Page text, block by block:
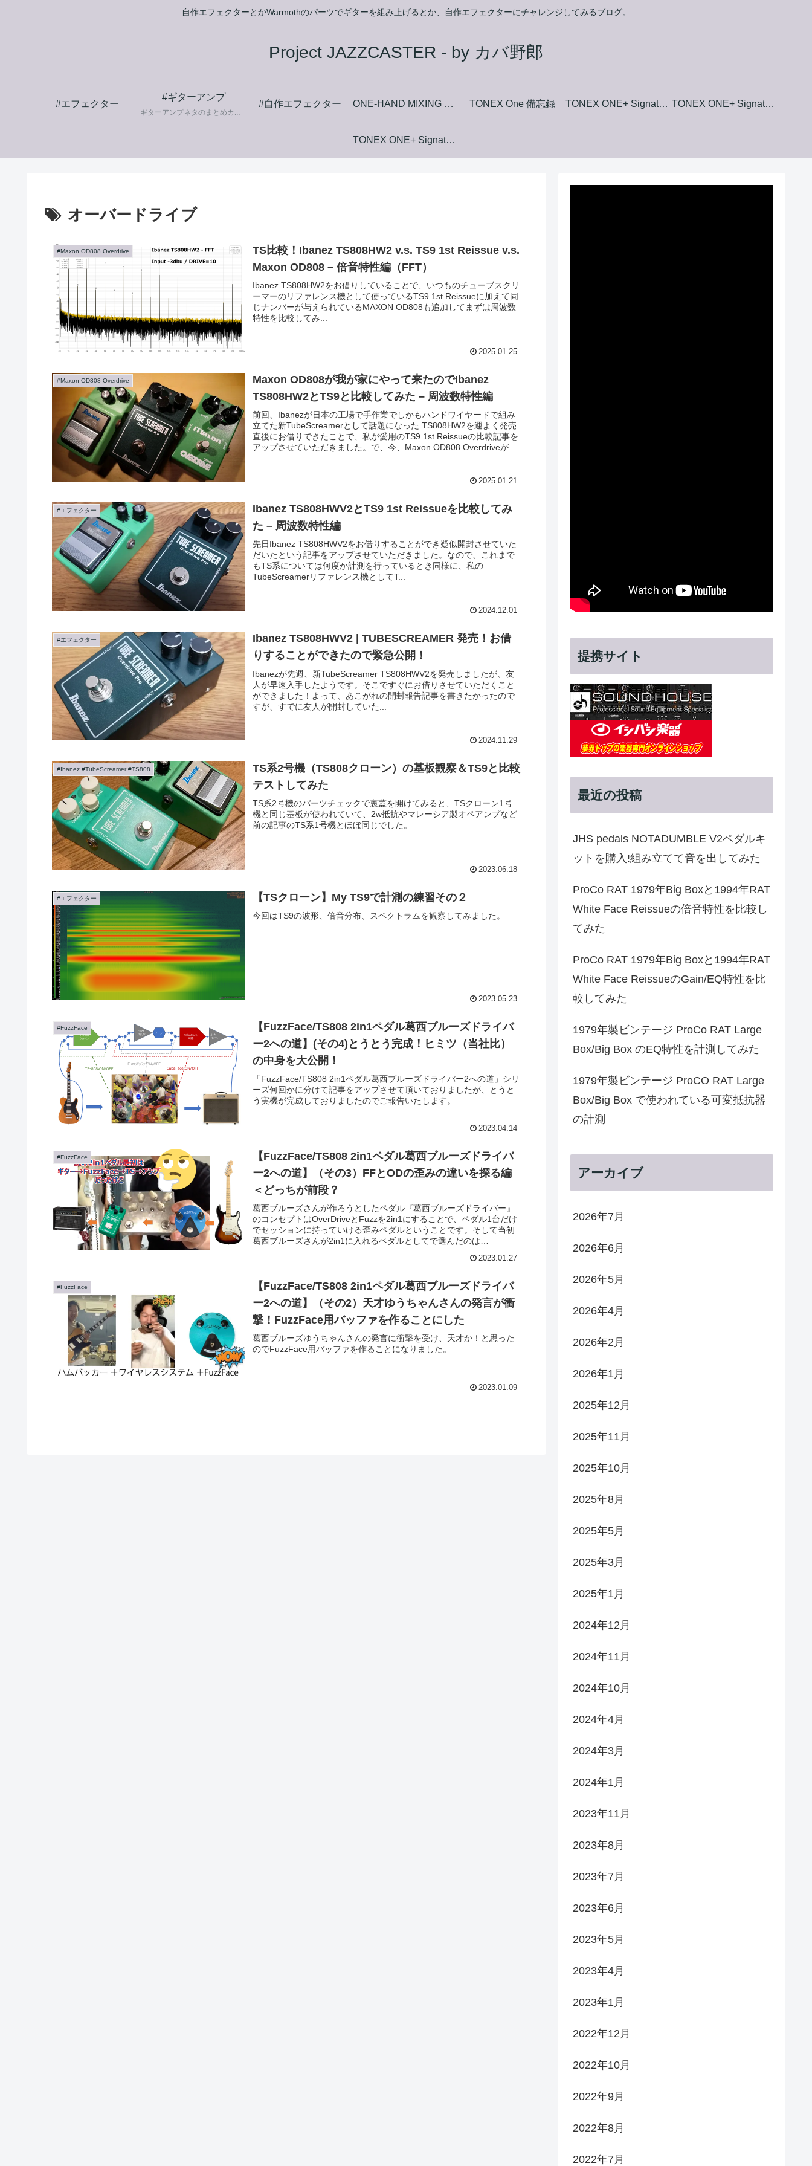
自作エフェクターとかWarmothのパーツでギターを組み上げるとか、自作エフェクターにチャレンジしてみるブログ。
Project JAZZCASTER - by カバ野郎
#エフェクター
#ギターアンプ
ギターアンプネタのまとめカテゴリです。
#自作エフェクター ONE-HAND MIXING FUZZ マニュアルダウンロードページ TONEX One 備忘録 TONEX ONE+ Signature+ Collection Amp Model List TONEX ONE+ Signature+ Collection Stomp Box Model List
TONEX ONE+ Signature+ Collection Amp+Stomp Model List
オーバードライブ
#Maxon OD808 Overdrive
TS比較！Ibanez TS808HW2 v.s. TS9 1st Reissue v.s.
Maxon OD808 – 倍音特性編（FFT）
Ibanez TS808HW2をお借りしていることで、いつものチューブスクリ
ーマーのリファレンス機として使っているTS9 1st Reissueに加えて同
じナンバーが与えられているMAXON OD808も追加してまずは周波数
特性を比較してみ...
2025.01.25
#Maxon OD808 Overdrive
Maxon OD808が我が家にやって来たのでIbanez
TS808HW2とTS9と比較してみた – 周波数特性編
前回、Ibanezが日本の工場で手作業でしかもハンドワイヤードで組み
立てた新TubeScreamerとして話題になった TS808HW2を運よく発売
直後にお借りできたことで、私が愛用のTS9 1st Reissueの比較記事を
アップさせていただきました。で、今、Maxon OD808 Overdriveがを
2025.01.21
#エフェクター
Ibanez TS808HWV2とTS9 1st Reissueを比較してみ
た – 周波数特性編
先日Ibanez TS808HWV2をお借りすることができ疑似開封させていた
だいたという記事をアップさせていただきました。なので、これまで
もTS系については何度か計測を行っているとき同様に、私の
TubeScreamerリファレンス機としてT...
2024.12.01
#エフェクター
Ibanez TS808HWV2 | TUBESCREAMER 発売！お借
りすることができたので緊急公開！
Ibanezが先週、新TubeScreamer TS808HWV2を発売しましたが、友
人が早速入手したようです。そこですぐにお借りさせていただくこと
ができました！よって、あこがれの開封報告記事を書きたかったので
すが、すでに友人が開封していた...
2024.11.29
#Ibanez #TubeScreamer #TS808
TS系2号機（TS808クローン）の基板観察＆TS9と比較
テストしてみた
TS系2号機のパーツチェックで裏蓋を開けてみると、TSクローン1号
機と同じ基板が使われていて、2w抵抗やマレーシア製オペアンプなど
前の記事のTS系1号機とほぼ同じでした。
2023.06.18
#エフェクター 【TSクローン】My TS9で計測の練習その２
今回はTS9の波形、倍音分布、スペクトラムを観察してみました。
2023.05.23
#FuzzFace
【FuzzFace/TS808 2in1ペダル葛西ブルーズドライバ
ー2への道】(その4)とうとう完成！ヒミツ（当社比）
の中身を大公開！
「FuzzFace/TS808 2in1ペダル葛西ブルーズドライバー2への道」シリ
ーズ何回かに分けて記事をアップさせて頂いておりましたが、とうと
う実機が完成しておりましたのでご報告いたします。
2023.04.14
#FuzzFace
【FuzzFace/TS808 2in1ペダル葛西ブルーズドライバ
ー2への道】（その3）FFとODの歪みの違いを探る編
＜どっちが前段？
葛西ブルーズさんが作ろうとしたペダル『葛西ブルーズドライバー』
のコンセプトはOverDriveとFuzzを2in1にすることで、ペダル1台だけ
でセッションに持っていける歪みペダルということです。そして当初
葛西ブルーズさんが2in1に入れるペダルとしてで選んだのは
2023.01.27
#FuzzFace
【FuzzFace/TS808 2in1ペダル葛西ブルーズドライバ
ー2への道】（その2）天才ゆうちゃんさんの発言が衝
撃！FuzzFace用バッファを作ることにした
葛西ブルーズゆうちゃんさんの発言に衝撃を受け、天才か！と思った
のでFuzzFace用バッファを作ることになりました。
2023.01.09
提携サイト
最近の投稿
JHS pedals NOTADUMBLE V2ペダルキ
ットを購入!組み立てて音を出してみた
ProCo RAT 1979年Big Boxと1994年RAT
White Face Reissueの倍音特性を比較し
てみた
ProCo RAT 1979年Big Boxと1994年RAT
White Face ReissueのGain/EQ特性を比
較してみた
1979年製ビンテージ ProCo RAT Large
Box/Big Box のEQ特性を計測してみた
1979年製ビンテージ ProCO RAT Large
Box/Big Box で使われている可変抵抗器
の計測
アーカイブ
2026年7月
2026年6月
2026年5月
2026年4月
2026年2月
2026年1月
2025年12月
2025年11月
2025年10月
2025年8月
2025年5月
2025年3月
2025年1月
2024年12月
2024年11月
2024年10月
2024年4月
2024年3月
2024年1月
2023年11月
2023年8月
2023年7月
2023年6月
2023年5月
2023年4月
2023年1月
2022年12月
2022年10月
2022年9月
2022年8月
2022年7月